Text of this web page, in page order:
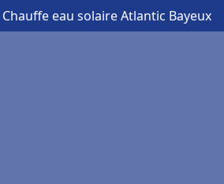
Chauffe eau solaire Atlantic Bayeux